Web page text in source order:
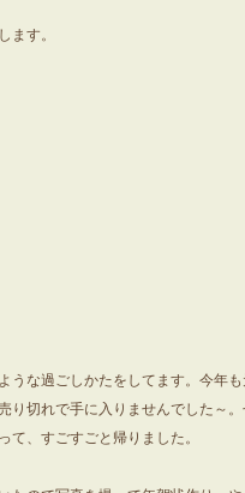
ます。
な過ごしかたをしてます。今年
切れで手に入りませんでした～
て、すごすごと帰りました。